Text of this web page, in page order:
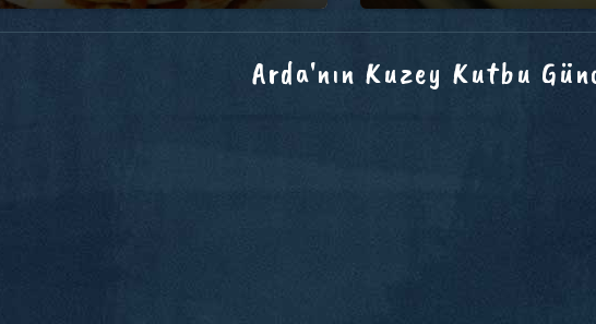
Arda'nın Kuzey Kutbu